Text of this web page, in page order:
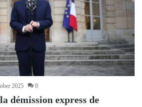
2025 0
démission express de